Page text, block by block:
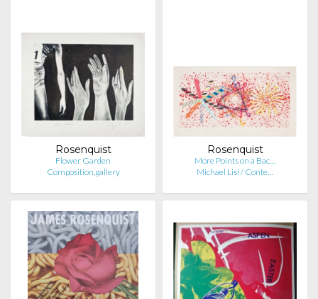
Rosenquist
Flower Garden
Composition.gallery
Rosenquist
More Points on a Bac…
Michael Lisi / Conte…